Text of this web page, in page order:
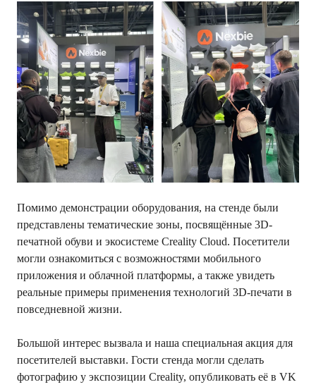
Помимо демонстрации оборудования, на стенде были
представлены тематические зоны, посвящённые 3D-
печатной обуви и экосистеме Creality Cloud. Посетители
могли ознакомиться с возможностями мобильного
приложения и облачной платформы, а также увидеть
реальные примеры применения технологий 3D-печати в
повседневной жизни.
Большой интерес вызвала и наша специальная акция для
посетителей выставки. Гости стенда могли сделать
фотографию у экспозиции Creality, опубликовать её в VK